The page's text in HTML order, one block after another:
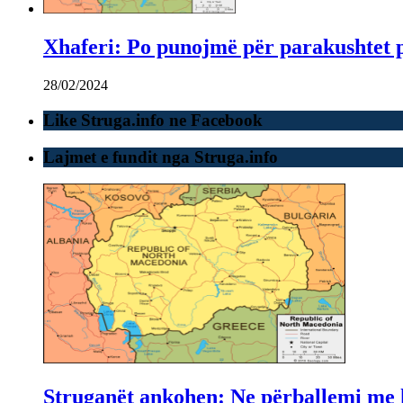
Xhaferi: Po punojmë për
28/02/2024
Like Struga.info ne Facebook
Lajmet e fundit nga Struga.info
Struganët ankohen: Ne përballemi